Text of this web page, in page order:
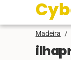
Madeira /